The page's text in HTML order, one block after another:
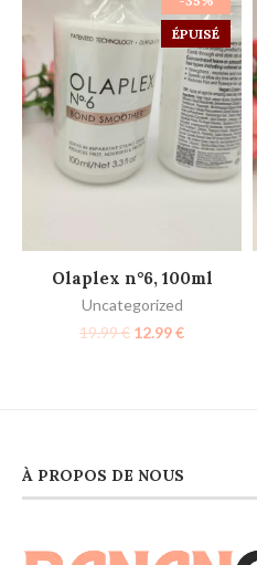
ÉPUISÉ
LIRE LA SUITE
Olaplex n°6, 100ml
Uncategorized
19.99€ 12.99€
À PROPOS DE NOUS